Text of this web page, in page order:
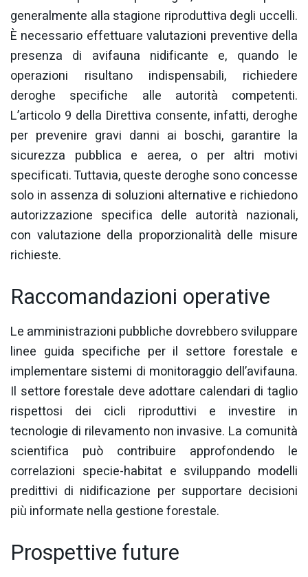
generalmente alla stagione riproduttiva degli uccelli.
È necessario effettuare valutazioni preventive della
presenza di avifauna nidificante e, quando le
operazioni risultano indispensabili, richiedere
deroghe specifiche alle autorità competenti.
L’articolo 9 della Direttiva consente, infatti, deroghe
per prevenire gravi danni ai boschi, garantire la
sicurezza pubblica e aerea, o per altri motivi
specificati. Tuttavia, queste deroghe sono concesse
solo in assenza di soluzioni alternative e richiedono
autorizzazione specifica delle autorità nazionali,
con valutazione della proporzionalità delle misure
richieste.
Raccomandazioni operative
Le amministrazioni pubbliche dovrebbero sviluppare
linee guida specifiche per il settore forestale e
implementare sistemi di monitoraggio dell’avifauna.
Il settore forestale deve adottare calendari di taglio
rispettosi dei cicli riproduttivi e investire in
tecnologie di rilevamento non invasive. La comunità
scientifica può contribuire approfondendo le
correlazioni specie-habitat e sviluppando modelli
predittivi di nidificazione per supportare decisioni
più informate nella gestione forestale.
Prospettive future